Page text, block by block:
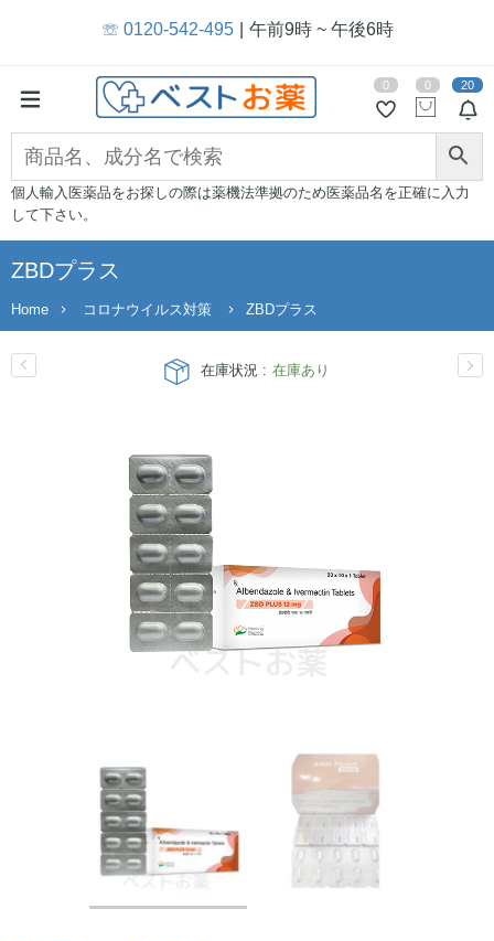
☏ 0120-542-495 午前9時 ~ 午後6時
20
0 0
個人輸入医薬品をお探しの際は薬機法準拠のため医薬品名を正確に入力
して下さい。
ZBDプラス
Home コロナウイルス対策 ZBDプラス
在庫状況 : 在庫あり